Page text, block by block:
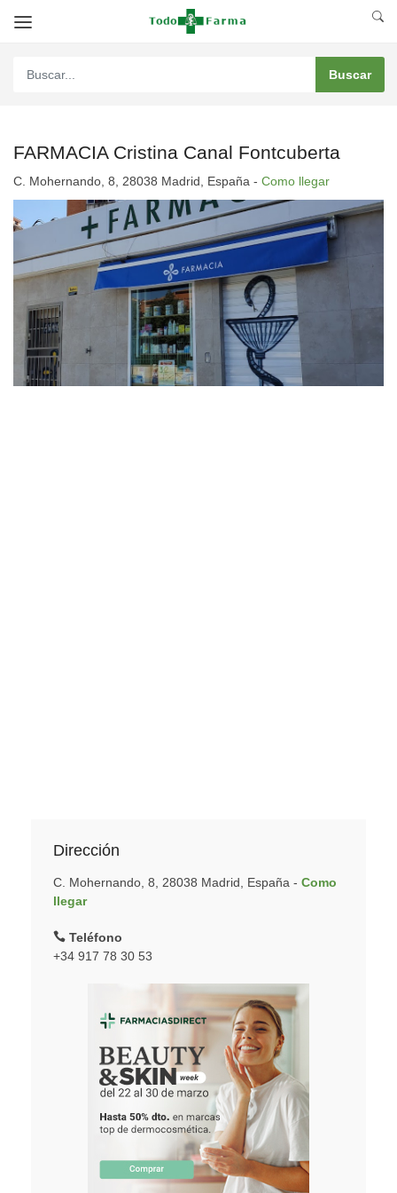
FARMACIA Cristina Canal Fontcuberta
C. Mohernando, 8, 28038 Madrid, España - Como llegar
Dirección
C. Mohernando, 8, 28038 Madrid, España - Como
llegar
Teléfono
+34 917 78 30 53